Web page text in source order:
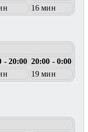
16 мин
- 20:00 20:00 - 0:00
19 мин